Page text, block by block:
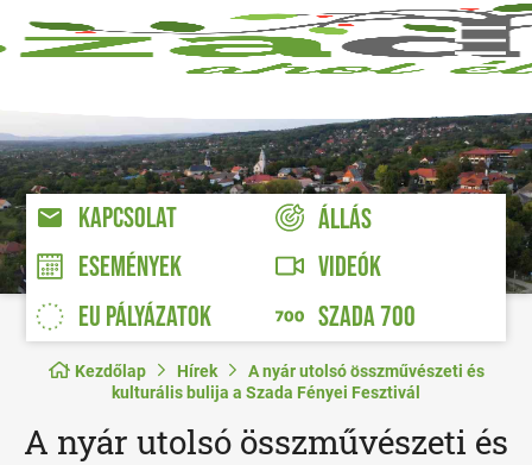
KAPCSOLAT
ÁLLÁS
ESEMÉNYEK
VIDEÓK
EU PÁLYÁZATOK
SZADA 700
Kezdőlap Hírek
A nyár utolsó összművészeti és
kulturális bulija a Szada Fényei Fesztivál
A nyár utolsó összművészeti és